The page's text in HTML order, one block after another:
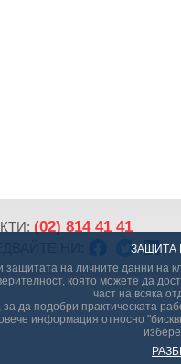
ЗАЩИТА
на личните данни на
която можете да
част на всяка
за да подобри практическата
информация относно
(02) 814 41 41